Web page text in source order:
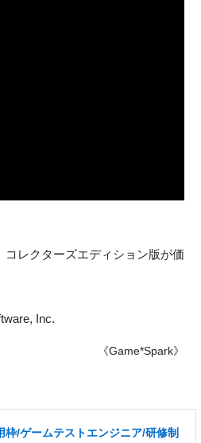
レクターズエディション版が価
Inc.
《Game*Spark》
枠/ゲームテストエンジニア/研修制